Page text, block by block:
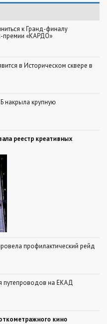
к Гранд-финалу
премии «КАРДО»
в Историческом сквере в
накрыла крупную
реестр креативных
профилактический рейд
путепроводов на ЕКАД
кино